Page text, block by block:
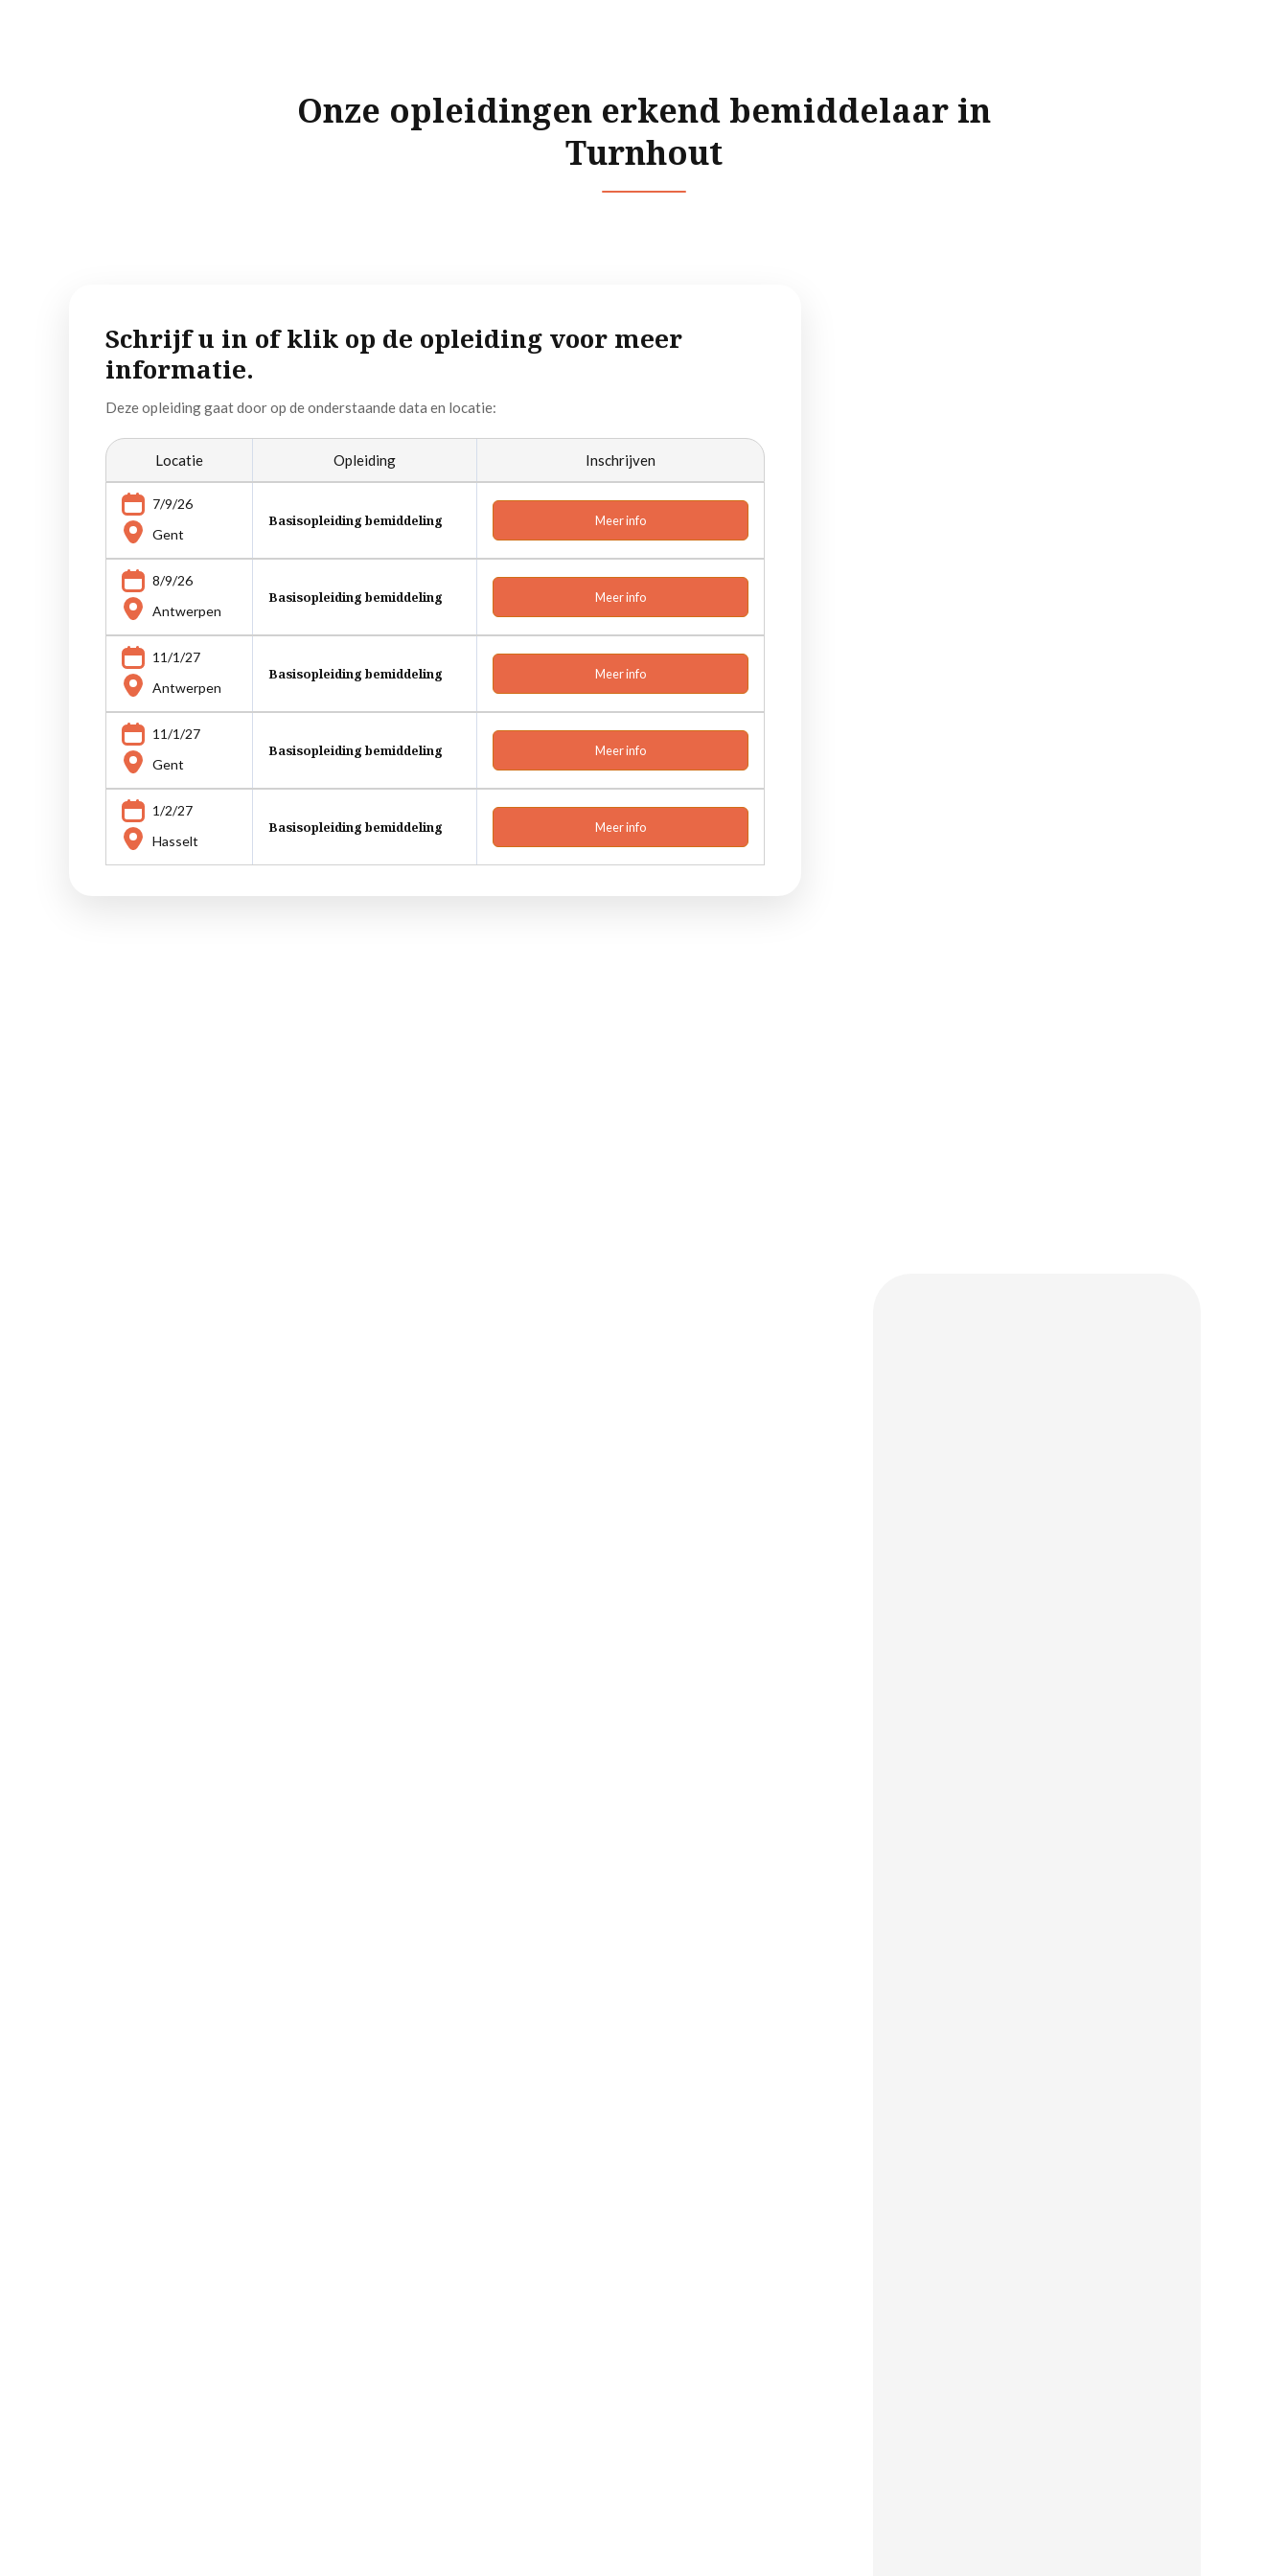
Onze opleidingen erkend bemiddelaar in
Turnhout
Schrijf u in of klik op de opleiding voor meer
informatie.
Deze opleiding gaat door op de onderstaande data en locatie:
Locatie Opleiding Inschrijven
7/9/26
Gent
Basisopleiding bemiddeling Meer info
8/9/26
Antwerpen
Basisopleiding bemiddeling Meer info
11/1/27
Antwerpen
Basisopleiding bemiddeling Meer info
11/1/27
Gent
Basisopleiding bemiddeling Meer info
1/2/27
Hasselt
Basisopleiding bemiddeling Meer info